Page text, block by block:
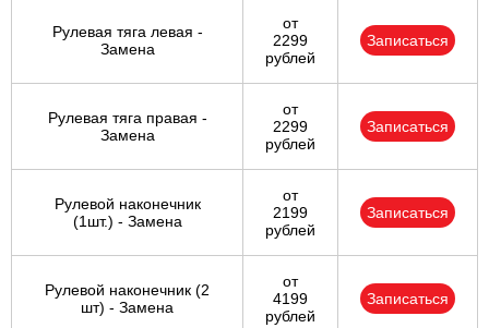
Рулевая тяга левая -
Замена
от
2299
рублей
Записаться
Рулевая тяга правая -
Замена
от
2299
рублей
Записаться
Рулевой наконечник
(1шт.) - Замена
от
2199
рублей
Записаться
Рулевой наконечник (2
шт) - Замена
от
4199
рублей
Записаться